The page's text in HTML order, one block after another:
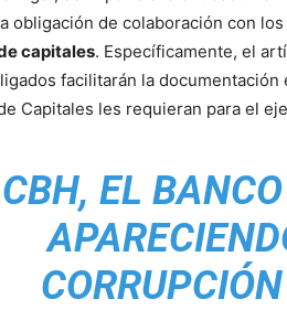
obligación de colaboración con
capitales. Específicamente, el
facilitarán la
Capitales les requieran para el
CBH, EL